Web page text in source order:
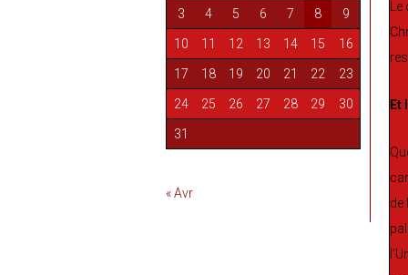
3 4 5 6 7 8 9
10 11 12 13 14 15 16
17 18 19 20 21 22 23
24 25 26 27 28 29 30
31
« Avr
Et
de